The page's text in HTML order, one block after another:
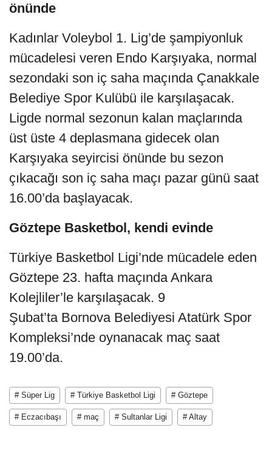
önünde
Kadınlar Voleybol 1. Lig’de şampiyonluk
mücadelesi veren Endo Karşıyaka, normal
sezondaki son iç saha maçında Çanakkale
Belediye Spor Kulübü ile karşılaşacak.
Ligde normal sezonun kalan maçlarında
üst üste 4 deplasmana gidecek olan
Karşıyaka seyircisi önünde bu sezon
çıkacağı son iç saha maçı pazar günü saat
16.00’da başlayacak.
Göztepe Basketbol, kendi evinde
Türkiye Basketbol Ligi’nde mücadele eden
Göztepe 23. hafta maçında Ankara
Kolejliler’le karşılaşacak. 9
Şubat’ta Bornova Belediyesi Atatürk Spor
Kompleksi’nde oynanacak maç saat
19.00’da.
# Süper Lig # Türkiye Basketbol Ligi # Göztepe
# Eczacıbaşı # maç # Sultanlar Ligi # Altay